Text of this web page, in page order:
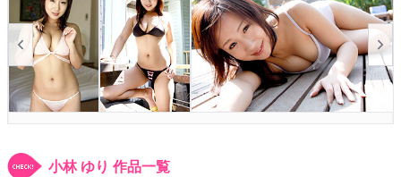
▶更新情報
▶個人情報保護について
▶よくあるご質問
小林 ゆり 作品一覧